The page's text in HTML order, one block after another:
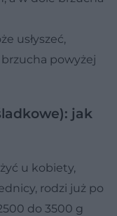
usłyszeć,
powyżej
jak
u kobiety,
rodzi już po
do 3500 g